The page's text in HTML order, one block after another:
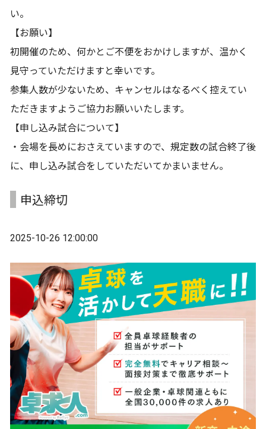
い。
【お願い】
初開催のため、何かとご不便をおかけしますが、温かく
見守っていただけますと幸いです。
参集人数が少ないため、キャンセルはなるべく控えてい
ただきますようご協力お願いいたします。
【申し込み試合について】
・会場を長めにおさえていますので、規定数の試合終了後
に、申し込み試合をしていただいてかまいません。
申込締切
2025-10-26 12:00:00